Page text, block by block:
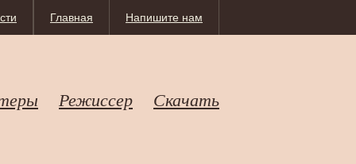
Напишите нам
Главная
Режиссер Скачать